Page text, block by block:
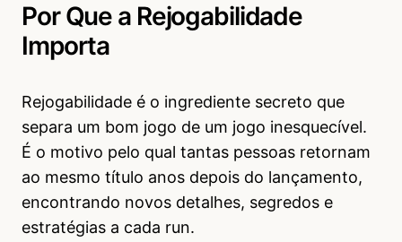
Por Que a Rejogabilidade
Importa
Rejogabilidade é o ingrediente secreto que
separa um bom jogo de um jogo inesquecível.
É o motivo pelo qual tantas pessoas retornam
ao mesmo título anos depois do lançamento,
encontrando novos detalhes, segredos e
estratégias a cada run.